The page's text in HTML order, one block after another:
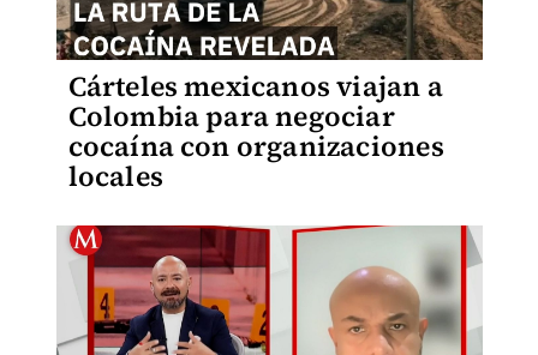
Cárteles mexicanos viajan a
Colombia para negociar
cocaína con organizaciones
locales